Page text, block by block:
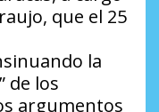
que el 25
la
de los
argumentos